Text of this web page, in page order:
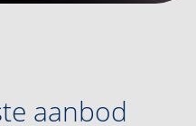
aanbod